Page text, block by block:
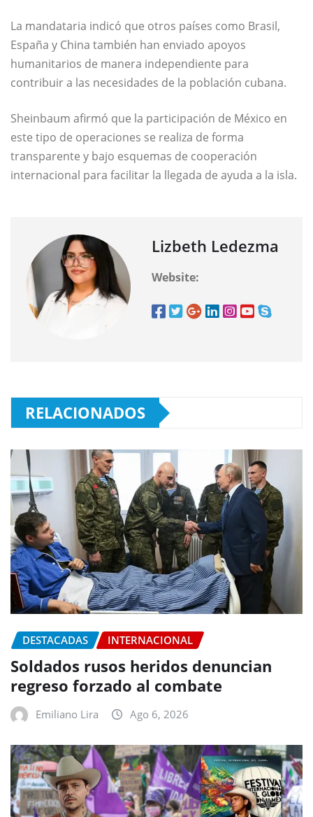
La mandataria indicó que otros países como Brasil,
España y China también han enviado apoyos
humanitarios de manera independiente para
contribuir a las necesidades de la población cubana.
Sheinbaum afirmó que la participación de México en
este tipo de operaciones se realiza de forma
transparente y bajo esquemas de cooperación
internacional para facilitar la llegada de ayuda a la isla.
Lizbeth Ledezma
Website:
RELACIONADOS
DESTACADAS INTERNACIONAL
Soldados rusos heridos denuncian
regreso forzado al combate
Emiliano Lira Ago 6, 2026